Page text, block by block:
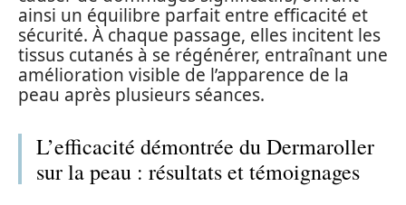
ainsi un équilibre parfait entre efficacité et
sécurité. À chaque passage, elles incitent les
tissus cutanés à se régénérer, entraînant une
amélioration visible de l’apparence de la
peau après plusieurs séances.
L’efficacité démontrée du Dermaroller
sur la peau : résultats et témoignages